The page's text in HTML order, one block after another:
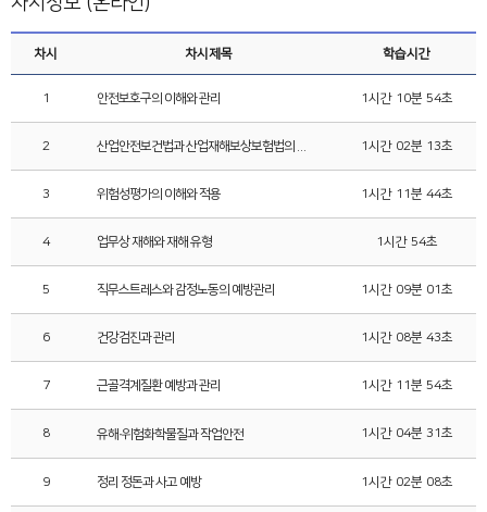
차시 차시제목 학습시간
1 안전보호구의 이해와 관리 1시간 10분 54초
2 1시간 02분 13초
3 위험성평가의 이해와 적용 1시간 11분 44초
4 업무상 재해와 재해 유형 1시간 54초
5 직무스트레스와 감정노동의 예방관리 1시간 09분 01초
6 건강검진과 관리 1시간 08분 43초
7 근골격계질환 예방과 관리 1시간 11분 54초
8 유해·위험화학물질과 작업안전 1시간 04분 31초
9 정리 정돈과 사고 예방 1시간 02분 08초